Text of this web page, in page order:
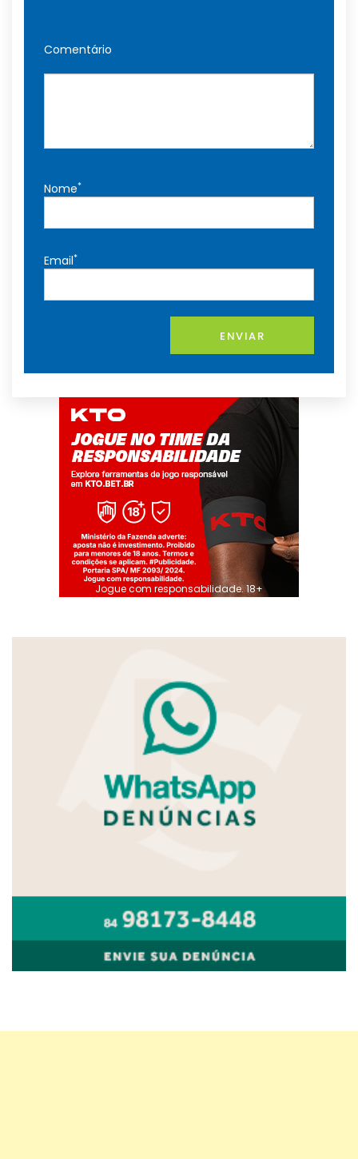
Comentário
Nome*
Email*
ENVIAR
Jogue com responsabilidade. 18+